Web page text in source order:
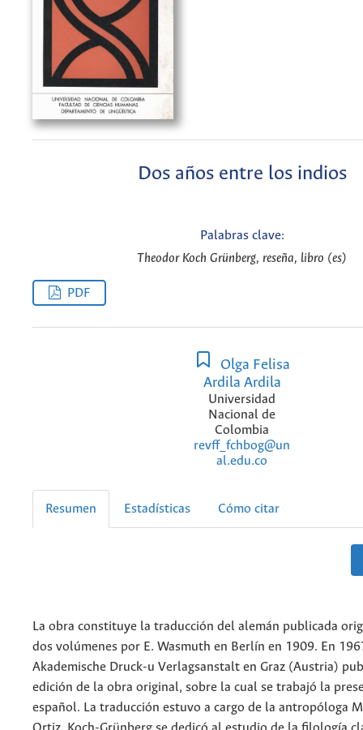
Dos años entre los indios
Palabras clave:
Theodor Koch Grünberg, reseña, libro (es)
PDF
Olga Felisa
Ardila Ardila
Universidad
Nacional de
Colombia
revff_fchbog@un
al.edu.co
Resumen Estadísticas Cómo citar
La obra constituye la traducción del alemán publicada
dos volúmenes por E. Wasmuth en Berlín en 1909. En
Akademische Druck-u Verlagsanstalt en Graz (Austria)
edición de la obra original, sobre la cual se trabajó la
español. La traducción estuvo a cargo de la antropóloga